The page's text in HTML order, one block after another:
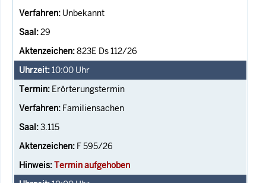
Unbekannt
29
823E Ds 112/26
10:00 Uhr
Erörterungstermin
Familiensachen
3.115
F 595/26
Termin aufgehoben